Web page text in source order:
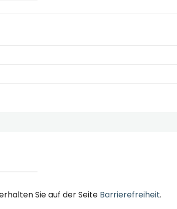
Sie auf der Seite Barrierefreiheit.